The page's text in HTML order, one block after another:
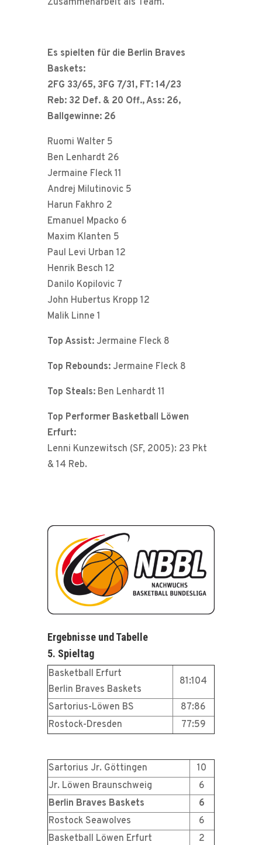
Es spielten für die Berlin Braves
Baskets:
2FG 33/65, 3FG 7/31, FT: 14/23
Reb: 32 Def. & 20 Off., Ass: 26,
Ballgewinne: 26
Ruomi Walter 5
Ben Lenhardt 26
Jermaine Fleck 11
Andrej Milutinovic 5
Harun Fakhro 2
Emanuel Mpacko 6
Maxim Klanten 5
Paul Levi Urban 12
Henrik Besch 12
Danilo Kopilovic 7
John Hubertus Kropp 12
Malik Linne 1
Top Assist:Jermaine Fleck 8
Top Rebounds:Jermaine Fleck 8
Top Steals:Ben Lenhardt 11
Top Performer Basketball Löwen
Erfurt:
Lenni Kunzewitsch (SF, 2005): 23 Pkt
& 14 Reb.
Ergebnisse und Tabelle
5. Spieltag
Basketball Erfurt
Berlin Braves Baskets
81:104
Sartorius-Löwen BS
87:86
Rostock-Dresden
77:59
Sartorius Jr. Göttingen
10
Jr. Löwen Braunschweig
6
Berlin Braves Baskets
6
Rostock Seawolves
6
Basketball Löwen Erfurt
2